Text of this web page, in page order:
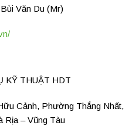
Văn Du (Mr)
KỸ THUẬT HDT
Cảnh, Phường Thắng Nhất,
Rịa – Vũng Tàu